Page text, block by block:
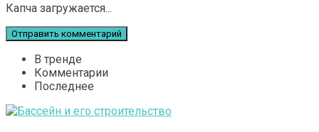
Капча загружается...
В тренде
Комментарии
Последнее